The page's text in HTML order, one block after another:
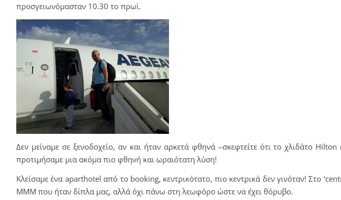
προσγειωνόμασταν 10.30 το πρωί.
Δεν μείναμε σε ξενοδοχείο, αν και ήταν αρκετά φθηνά –σκεφτείτε ότι το χλιδάτο Hilton
προτιμήσαμε μια ακόμα πιο φθηνή και ωραιότατη λύση!
Κλείσαμε ένα aparthotel από το booking, κεντρικότατο, πιο κεντρικά δεν γινόταν! Στο ‘
ΜΜΜ που ήταν δίπλα μας, αλλά όχι πάνω στη λεωφόρο ώστε να έχει θόρυβο.